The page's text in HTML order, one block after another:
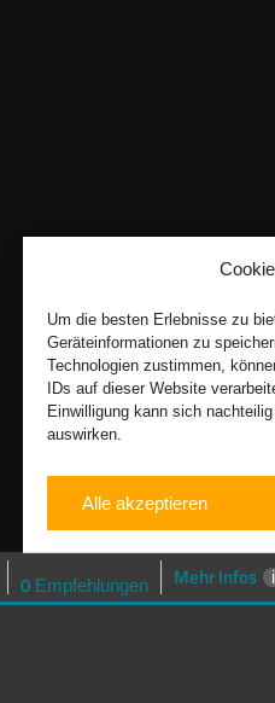
Um die besten Erlebnisse zu
Geräteinformationen zu
Technologien zustimmen,
IDs auf dieser Website
Einwilligung kann sich
auswirken.
Alle akzeptieren
0 Empfehlungen Mehr Infos i